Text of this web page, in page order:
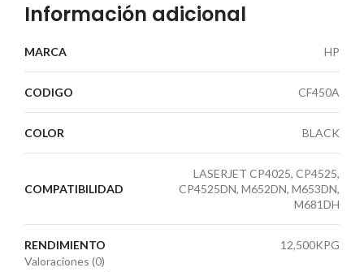
Información adicional
MARCA HP
CODIGO CF450A
COLOR BLACK
COMPATIBILIDAD
LASERJET CP4025, CP4525,
CP4525DN, M652DN, M653DN,
M681DH
RENDIMIENTO
12,500KPG
Valoraciones (0)